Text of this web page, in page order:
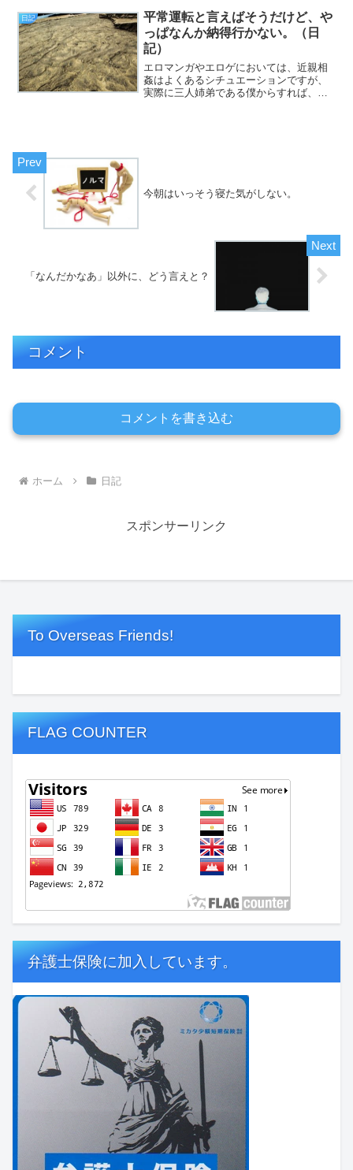
か。今日のエントリは、「...
日記
平常運転と言えばそうだけど、や
っぱなんか納得行かない。（日
記）
エロマンガやエロゲにおいては、近親相
姦はよくあるシチュエーションですが、
実際に三人姉弟である僕からすれば、や
今朝はいっそう寝た気がしない。
「なんだかなあ」以外に、どう言えと？
コメント
コメントを書き込む
ホーム 日記
スポンサーリンク
To Overseas Friends!
FLAG COUNTER
弁護士保険に加入しています。